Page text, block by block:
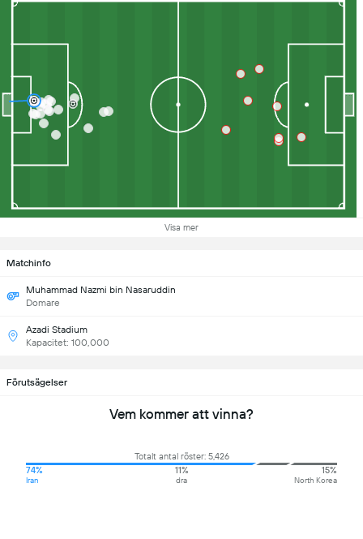
Visa mer
Matchinfo
Muhammad Nazmi bin Nasaruddin
Domare
Azadi Stadium
Kapacitet: 100,000
Förutsägelser
Vem kommer att vinna?
Totalt antal röster: 5,426
74%
Iran
11%
dra
15%
North Korea